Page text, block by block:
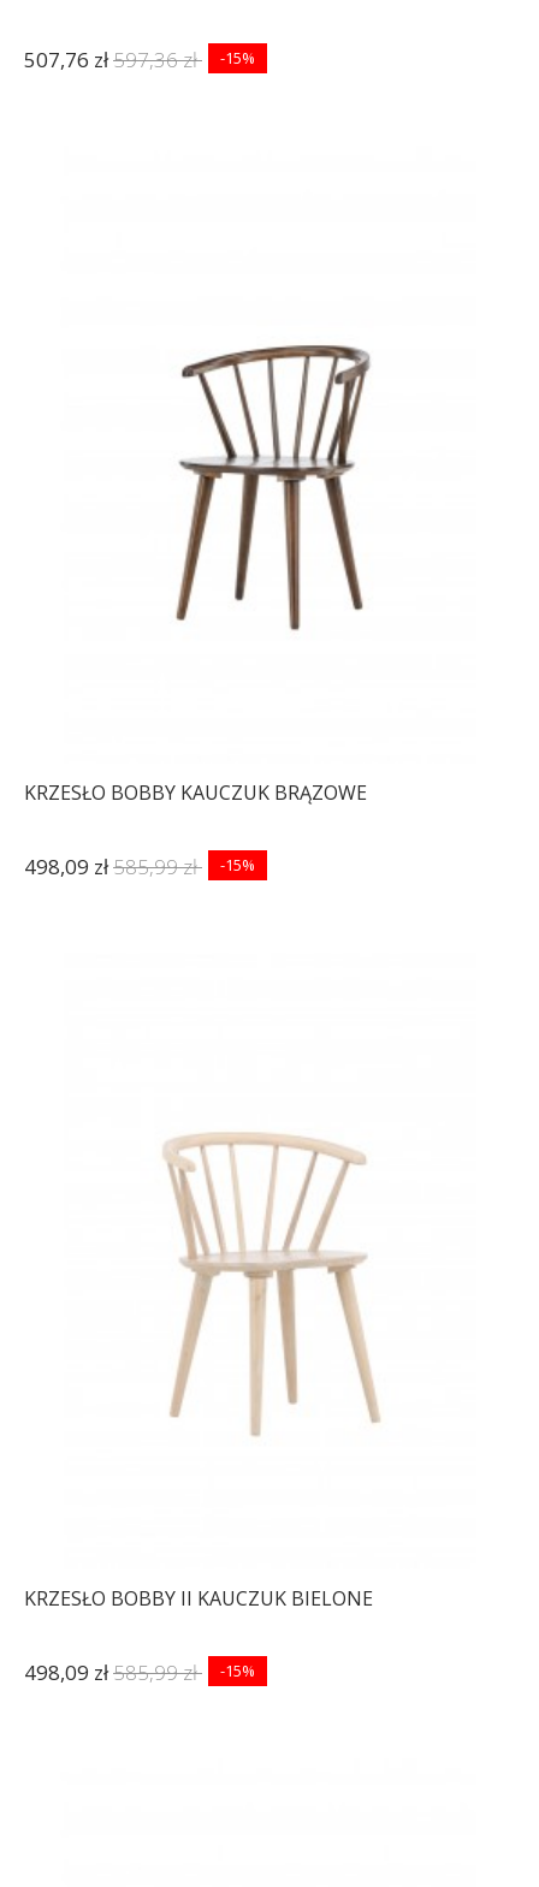
507,76 zł597,36 zł -15%
KRZESŁO BOBBY KAUCZUK BRĄZOWE
498,09 zł585,99 zł -15%
KRZESŁO BOBBY II KAUCZUK BIELONE
498,09 zł585,99 zł -15%